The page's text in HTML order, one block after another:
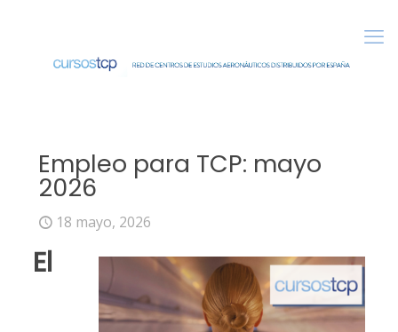
Empleo para TCP: mayo
2026
18 mayo, 2026
El